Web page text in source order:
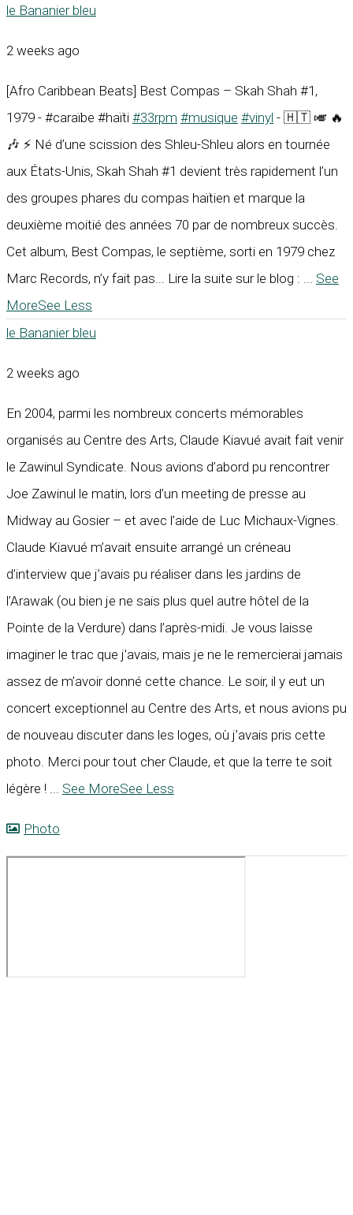
le Bananier bleu
2 weeks ago
[Afro Caribbean Beats] Best Compas – Skah Shah #1,
1979 - #caraïbe #haïti #33rpm #musique #vinyl - 🇭🇹 🎺 🔥
🎶 ⚡ Né d’une scission des Shleu-Shleu alors en tournée
aux États-Unis, Skah Shah #1 devient très rapidement l’un
des groupes phares du compas haïtien et marque la
deuxième moitié des années 70 par de nombreux succès.
Cet album, Best Compas, le septième, sorti en 1979 chez
Marc Records, n’y fait pas... Lire la suite sur le blog :
See
MoreSee Less
le Bananier bleu
2 weeks ago
En 2004, parmi les nombreux concerts mémorables
organisés au Centre des Arts, Claude Kiavué avait fait venir
le Zawinul Syndicate. Nous avions d’abord pu rencontrer
Joe Zawinul le matin, lors d’un meeting de presse au
Midway au Gosier – et avec l’aide de Luc Michaux-Vignes.
Claude Kiavué m’avait ensuite arrangé un créneau
d’interview que j’avais pu réaliser dans les jardins de
l’Arawak (ou bien je ne sais plus quel autre hôtel de la
Pointe de la Verdure) dans l’après-midi. Je vous laisse
imaginer le trac que j’avais, mais je ne le remercierai jamais
assez de m’avoir donné cette chance. Le soir, il y eut un
concert exceptionnel au Centre des Arts, et nous avions pu
de nouveau discuter dans les loges, où j’avais pris cette
photo. Merci pour tout cher Claude, et que la terre te soit
légère !
See MoreSee Less
Photo